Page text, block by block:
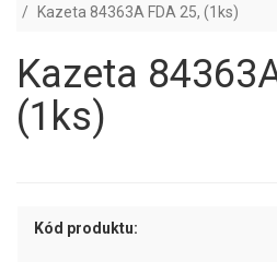
Kazeta 84363A FDA 25, (1ks)
Kazeta
(1ks)
Kód produktu: